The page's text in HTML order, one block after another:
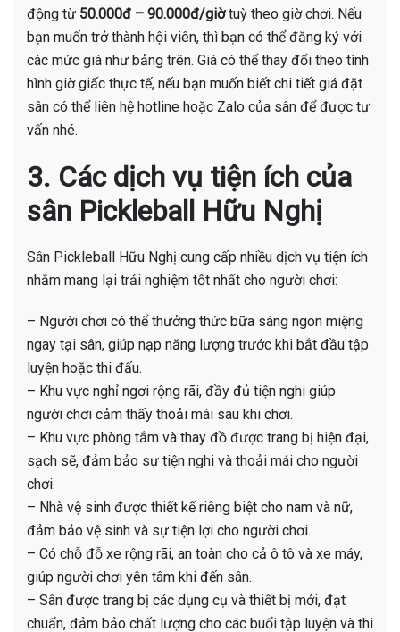
động từ 50.000đ – 90.000đ/giờtuỳ theo giờ chơi. Nếu
bạn muốn trở thành hội viên, thì bạn có thể đăng ký với
các mức giá như bảng trên. Giá có thể thay đổi theo tình
hình giờ giấc thực tế, nếu bạn muốn biết chi tiết giá đặt
sân có thể liên hệ hotline hoặc Zalo của sân để được tư
vấn nhé.
3. Các dịch vụ tiện ích của
sân Pickleball Hữu Nghị
Sân Pickleball Hữu Nghị cung cấp nhiều dịch vụ tiện ích
nhằm mang lại trải nghiệm tốt nhất cho người chơi:
– Người chơi có thể thưởng thức bữa sáng ngon miệng
ngay tại sân, giúp nạp năng lượng trước khi bắt đầu tập
luyện hoặc thi đấu.
– Khu vực nghỉ ngơi rộng rãi, đầy đủ tiện nghi giúp
người chơi cảm thấy thoải mái sau khi chơi.
– Khu vực phòng tắm và thay đồ được trang bị hiện đại,
sạch sẽ, đảm bảo sự tiện nghi và thoải mái cho người
chơi.
– Nhà vệ sinh được thiết kế riêng biệt cho nam và nữ,
đảm bảo vệ sinh và sự tiện lợi cho người chơi.
– Có chỗ đỗ xe rộng rãi, an toàn cho cả ô tô và xe máy,
giúp người chơi yên tâm khi đến sân.
– Sân được trang bị các dụng cụ và thiết bị mới, đạt
chuẩn, đảm bảo chất lượng cho các buổi tập luyện và thi